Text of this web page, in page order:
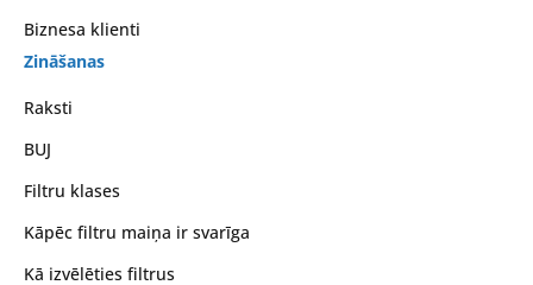
Biznesa klienti
Zināšanas
Raksti
BUJ
Filtru klases
Kāpēc filtru maiņa ir svarīga
Kā izvēlēties filtrus